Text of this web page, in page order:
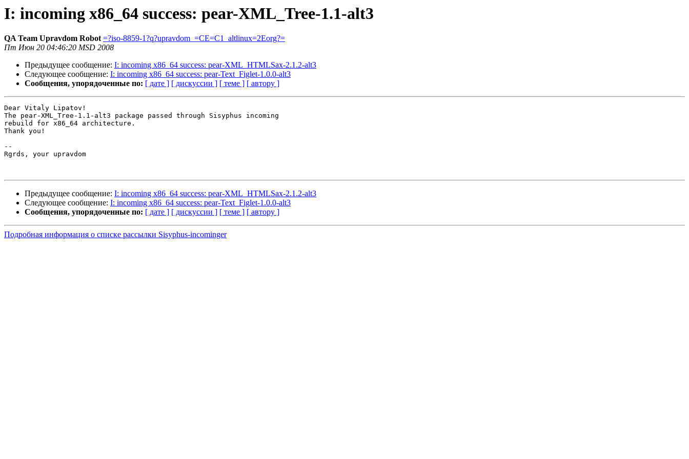
I: incoming x86_64 success: pear-XML_Tree-1.1-alt3
QA Team Upravdom Robot =?iso-8859-1?q?upravdom_=CE=C1_altlinux=2Eorg?=
Пт Июн 20 04:46:20 MSD 2008
Предыдущее сообщение: I: incoming x86_64 success: pear-XML_HTMLSax-2.1.2-alt3
Следующее сообщение: I: incoming x86_64 success: pear-Text_Figlet-1.0.0-alt3
Сообщения, упорядоченные по: [ дате ] [ дискуссии ] [ теме ] [ автору ]
Dear Vitaly Lipatov!
The pear-XML_Tree-1.1-alt3 package passed through Sisyphus incoming
rebuild for x86_64 architecture.
Thank you!
--
Rgrds, your upravdom
Предыдущее сообщение: I: incoming x86_64 success: pear-XML_HTMLSax-2.1.2-alt3
Следующее сообщение: I: incoming x86_64 success: pear-Text_Figlet-1.0.0-alt3
Сообщения, упорядоченные по: [ дате ] [ дискуссии ] [ теме ] [ автору ]
Подробная информация о списке рассылки Sisyphus-incominger